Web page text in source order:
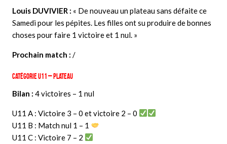
Louis DUVIVIER : « De nouveau un plateau sans défaite ce
Samedi pour les pépites. Les filles ont su produire de bonnes
choses pour faire 1 victoire et 1 nul. »
Prochain match : /
Catégorie U11 – Plateau
Bilan : 4victoires – 1 nul
U11 A : Victoire 3 – 0 et victoire 2 – 0
U11 B : Match nul 1 – 1
U11 C : Victoire 7 – 2